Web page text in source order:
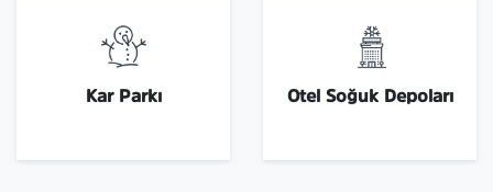
Kar Parkı Otel Soğuk Depoları